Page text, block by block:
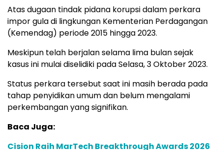
Atas dugaan tindak pidana korupsi dalam perkara
impor gula di lingkungan Kementerian Perdagangan
(Kemendag) periode 2015 hingga 2023.
Meskipun telah berjalan selama lima bulan sejak
kasus ini mulai diselidiki pada Selasa, 3 Oktober 2023.
Status perkara tersebut saat ini masih berada pada
tahap penyidikan umum dan belum mengalami
perkembangan yang signifikan.
Baca Juga:
Cision Raih MarTech Breakthrough Awards 2026